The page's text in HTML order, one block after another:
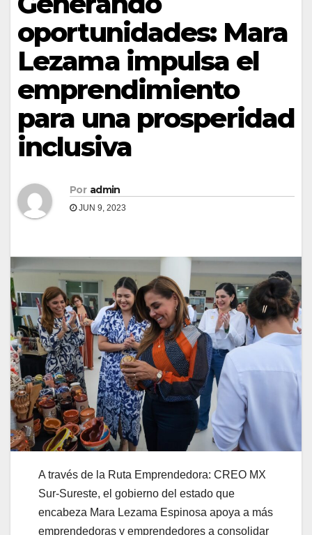
oportunidades: Mara
Lezama impulsa el
emprendimiento
para una prosperidad
inclusiva
Por admin
JUN 9, 2023
A través de la Ruta Emprendedora: CREO MX
Sur-Sureste, el gobierno del estado que
encabeza Mara Lezama Espinosa apoya a más
emprendedoras y emprendedores a consolidar